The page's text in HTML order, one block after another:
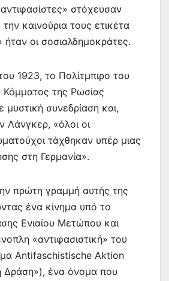
στόχευσαν
καινούρια τους ετικέτα
οι σοσιαλδημοκράτες.
1923, το Πολίτμπιρο του
Κόμματος της Ρωσίας
μυστική συνεδρίαση και,
«όλοι οι
τάχθηκαν υπέρ μιας
στη Γερμανία».
πρώτη γραμμή αυτής της
ένα κίνημα υπό το
Ενιαίου Μετώπου και
«αντιφασιστική» του
Antifaschistische Aktion
Δράση»), ένα όνομα που